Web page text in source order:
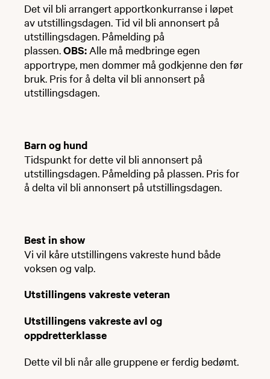
Det vil bli arrangert apportkonkurranse i løpet
av utstillingsdagen. Tid vil bli annonsert på
utstillingsdagen. Påmelding på
plassen.OBS: Alle må medbringe egen
apportrype, men dommer må godkjenne den før
bruk. Pris for å delta vil bli annonsert på
utstillingsdagen.
Barn og hund
Tidspunkt for dette vil bli annonsert på
utstillingsdagen. Påmelding på plassen. Pris for
å delta vil bli annonsert på utstillingsdagen.
Best in show
Vi vil kåre utstillingens vakreste hund både
voksen og valp.
Utstillingens vakreste veteran
Utstillingens vakreste avl og
oppdretterklasse
Dette vil bli når alle gruppene er ferdig bedømt.